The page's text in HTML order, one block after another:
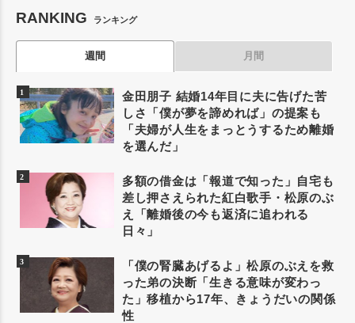
RANKING ランキング
週間 月間
金田朋子 結婚14年目に夫に告げた苦
しさ「僕が夢を諦めれば」の提案も
「夫婦が人生をまっとうするため離婚
を選んだ」
多額の借金は「報道で知った」自宅も
差し押さえられた紅白歌手・松原のぶ
え「離婚後の今も返済に追われる
日々」
「僕の腎臓あげるよ」松原のぶえを救
った弟の決断「生きる意味が変わっ
た」移植から17年、きょうだいの関係
性